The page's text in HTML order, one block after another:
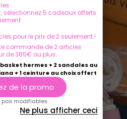
Play
sélectionnez 5 cadeaux offerts
pour le prix de 2 seulement !
commande de 2 articles
de 385€ ou plus.
hermes + 2 sandales au
+ 1 ceinture au choix offert
de la promo
pas modifiables
Ne plus afficher ceci